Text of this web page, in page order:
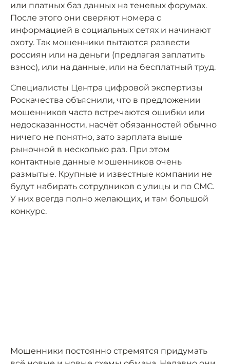
или платных баз данных на теневых форумах.
После этого они сверяют номера с
информацией в социальных сетях и начинают
охоту. Так мошенники пытаются развести
россиян или на деньги (предлагая заплатить
взнос), или на данные, или на бесплатный труд.
Специалисты Центра цифровой экспертизы
Роскачества объяснили, что в предложении
мошенников часто встречаются ошибки или
недосказанности, насчёт обязанностей обычно
ничего не понятно, зато зарплата выше
рыночной в несколько раз. При этом
контактные данные мошенников очень
размытые. Крупные и известные компании не
будут набирать сотрудников с улицы и по СМС.
У них всегда полно желающих, и там большой
конкурс.
Мошенники постоянно стремятся придумать